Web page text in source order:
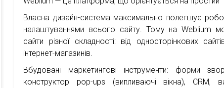
Власна дизайн-система максимально полегшує
налаштуваннями всього сайту. Тому на Weblium
сайти різної складності: від односторінкових
інтернет-магазинів.
Вбудовані маркетингові інструменти: форми
конструктор pop-ups (випливаючі вікна), CRM,